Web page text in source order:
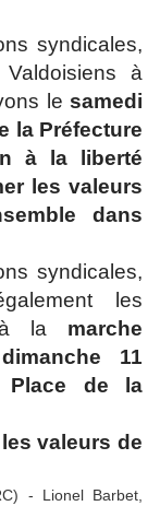
syndicales,
Valdoisiens à
le samedi
la Préfecture
à la liberté
les valeurs
dans
syndicales,
les
à la marche
11
de la
valeurs de
- Lionel Barbet,